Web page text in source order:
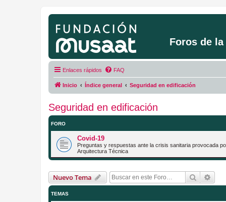
Foros de
Enlaces rápidos FAQ
Inicio Índice general Seguridad en edificación
Seguridad en edificación
FORO
Covid-19
Preguntas y respuestas ante la crisis sanitaria provocada
Arquitectura Técnica
Nuevo Tema Buscar
TEMAS